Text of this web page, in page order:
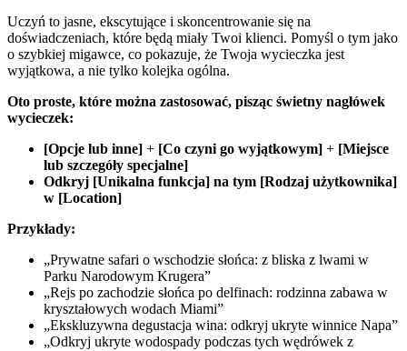
Uczyń to jasne, ekscytujące i skoncentrowanie się na
doświadczeniach, które będą miały Twoi klienci. Pomyśl o tym jako
o szybkiej migawce, co pokazuje, że Twoja wycieczka jest
wyjątkowa, a nie tylko kolejka ogólna.
Oto proste, które można zastosować, pisząc świetny nagłówek
wycieczek:
[Opcje lub inne] + [Co czyni go wyjątkowym] + [Miejsce
lub szczegóły specjalne]
Odkryj [Unikalna funkcja] na tym [Rodzaj użytkownika]
w [Location]
Przykłady:
„Prywatne safari o wschodzie słońca: z bliska z lwami w
Parku Narodowym Krugera”
„Rejs po zachodzie słońca po delfinach: rodzinna zabawa w
kryształowych wodach Miami”
„Ekskluzywna degustacja wina: odkryj ukryte winnice Napa”
„Odkryj ukryte wodospady podczas tych wędrówek z